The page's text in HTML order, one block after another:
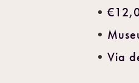
Via